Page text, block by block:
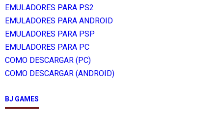
EMULADORES PARA PS2
EMULADORES PARA ANDROID
EMULADORES PARA PSP
EMULADORES PARA PC
COMO DESCARGAR (PC)
COMO DESCARGAR (ANDROID)
BJ GAMES